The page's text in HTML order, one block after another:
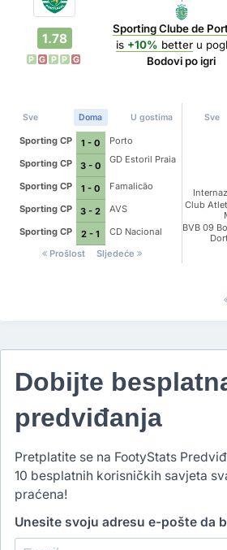
1.78
P G P P G
Sporting Clube de
is +10% betteru
Bodovi po igri
Sve Doma U gostima
Sporting CP 1 - 0
Porto
Sporting CP
3 - 0
GD Estoril Praia
Sporting CP 1 - 0
Famalicão
Sporting CP
3 - 2
AVS
Sporting CP
2 - 1
CD Nacional
Prošlost
Sljedeće
Sve
Club
BVB 09
Dobijte
predviđanja
Pretplatite se na FootyStats
10 besplatnih korisničkih savjeta
praćena!
Unesite svoju adresu e-pošte da